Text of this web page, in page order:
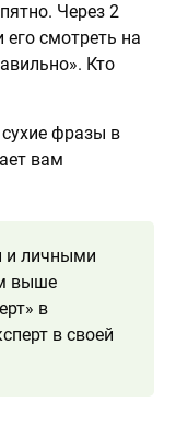
Через 2
смотреть на
Кто
фразы в
вам
и личными
выше
в
в своей